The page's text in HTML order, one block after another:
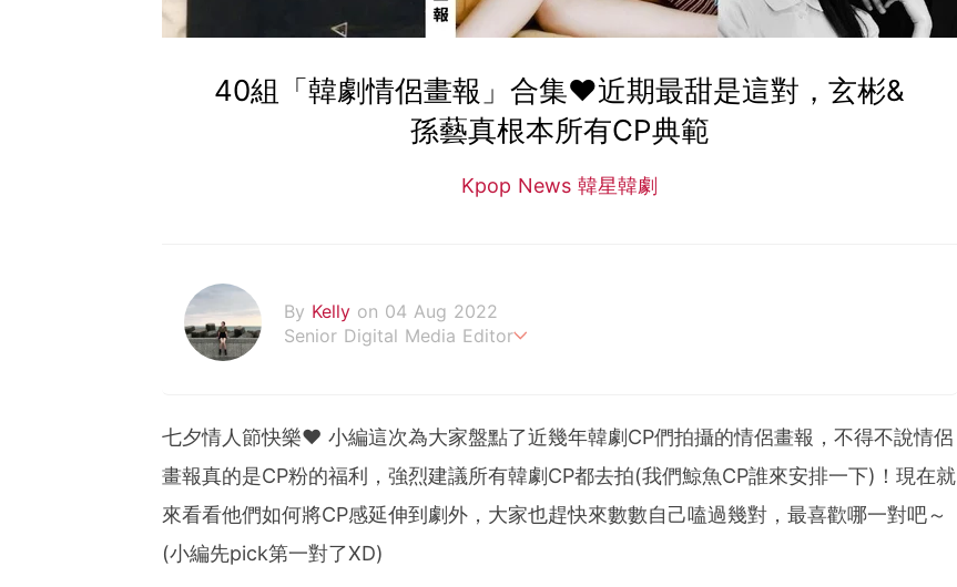
40組「韓劇情侶畫報」合集♥近期最甜是這對，玄彬&
孫藝真根本所有CP典範
Kpop News 韓星韓劇
By Kelly on 04 Aug 2022
Senior Digital Media Editor
七夕情人節快樂♥ 小編這次為大家盤點了近幾年韓劇CP們拍攝的情侶畫報，不得不說情侶
畫報真的是CP粉的福利，強烈建議所有韓劇CP都去拍(我們鯨魚CP誰來安排一下)！現在就
來看看他們如何將CP感延伸到劇外，大家也趕快來數數自己嗑過幾對，最喜歡哪一對吧～
(小編先pick第一對了XD)